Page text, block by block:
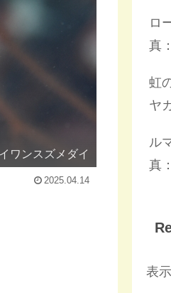
ワンスズメダイ
2025.04.14
ロ
真
虹
ヤ
ル
真
表